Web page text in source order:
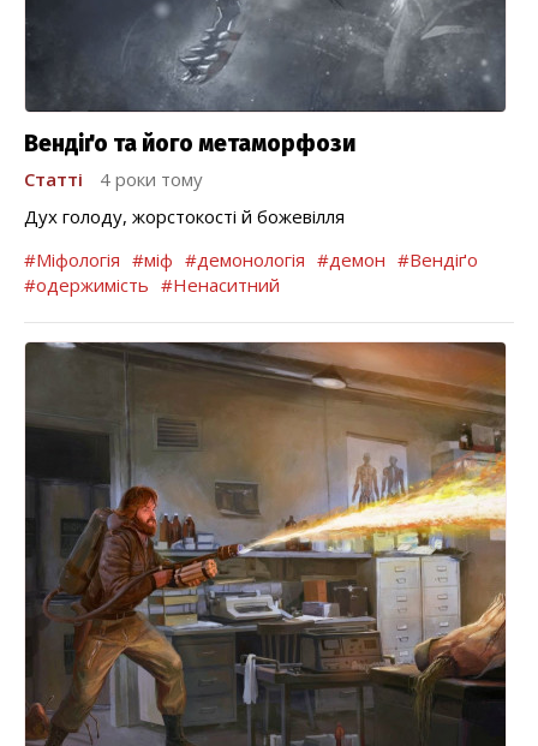
Вендіґо та його метаморфози
Статті
4 роки тому
Дух голоду, жорстокості й божевілля
#Міфологія #міф #демонологія #демон #Вендіґо
#одержимість #Ненаситний